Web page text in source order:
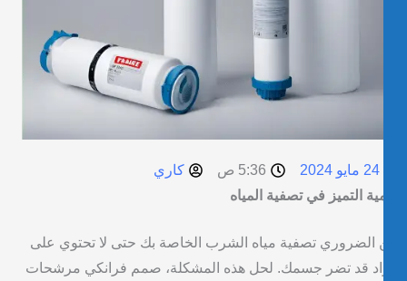
5:36 ص
كاري
التميز في تصفية المياه
الضروري تصفية مياه الشرب الخاصة بك حتى لا تحتوي على
قد تضر جسمك. لحل هذه المشكلة، صمم فرانكي مرشحات